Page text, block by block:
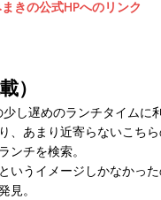
きの公式HPへのリンク
）
し遅めのランチタイムに
、あまり近寄らないこち
ンチを検索。
いうイメージしかなかっ
見。